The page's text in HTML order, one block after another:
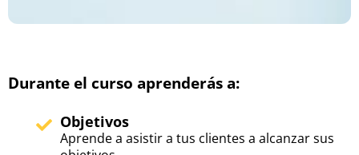
Durante el curso aprenderás a:
Objetivos
Aprende a asistir a tus clientes a alcanzar sus